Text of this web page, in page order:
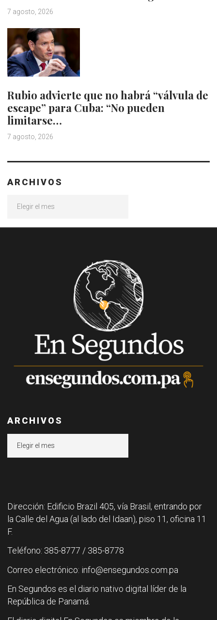
7 agosto, 2026
Rubio advierte que no habrá “válvula de
escape” para Cuba: “No pueden
limitarse…
7 agosto, 2026
ARCHIVOS
ARCHIVOS
Dirección: Edificio Brazil 405, vía Brasil, entrando por
la Calle del Agua (al lado del Idaan), piso 11, oficina 11
F.
Teléfono: 385-8777 / 385-8778
Correo electrónico: info@ensegundos.com.pa
En Segundos es el diario nativo digital líder de la
República de Panamá.